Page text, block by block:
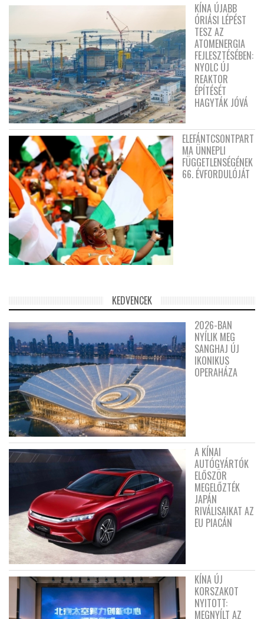
KÍNA ÚJABB
ÓRIÁSI LÉPÉST
TESZ AZ
ATOMENERGIA
FEJLESZTÉSÉBEN:
NYOLC ÚJ
REAKTOR
ÉPÍTÉSÉT
HAGYTÁK JÓVÁ
ELEFÁNTCSONTPART
MA ÜNNEPLI
FÜGGETLENSÉGÉNEK
66. ÉVFORDULÓJÁT
KEDVENCEK
2026-BAN
NYÍLIK MEG
SANGHAJ ÚJ
IKONIKUS
OPERAHÁZA
A KÍNAI
AUTÓGYÁRTÓK
ELŐSZÖR
MEGELŐZTÉK
JAPÁN
RIVÁLISAIKAT AZ
EU PIACÁN
KÍNA ÚJ
KORSZAKOT
NYITOTT:
MEGNYÍLT AZ